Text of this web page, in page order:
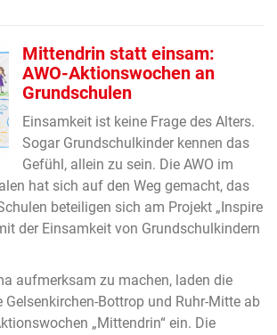
Mittendrin statt einsam:
AWO-Aktionswochen an
Grundschulen
Einsamkeit ist keine Frage des Alters.
Sogar Grundschulkinder kennen das
Gefühl, allein zu sein. Die AWO im
hat sich auf den Weg gemacht, das
beteiligen sich am Projekt „Inspire
der Einsamkeit von Grundschulkindern
aufmerksam zu machen, laden die
Gelsenkirchen-Bottrop und Ruhr-Mitte ab
„Mittendrin“ ein. Die